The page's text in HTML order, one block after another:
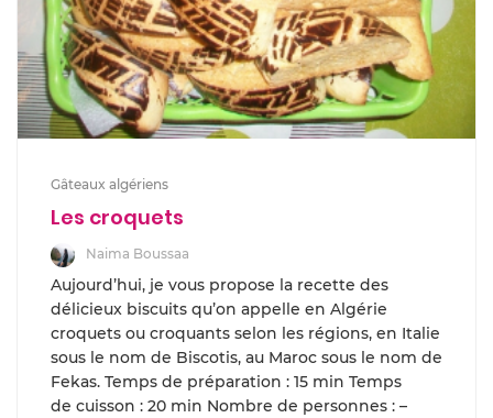
Gâteaux algériens
Les croquets
Naima Boussaa
Aujourd’hui, je vous propose la recette des
délicieux biscuits qu’on appelle en Algérie
croquets ou croquants selon les régions, en Italie
sous le nom de Biscotis, au Maroc sous le nom de
Fekas. Temps de préparation : 15 min Temps
de cuisson : 20 min Nombre de personnes : –